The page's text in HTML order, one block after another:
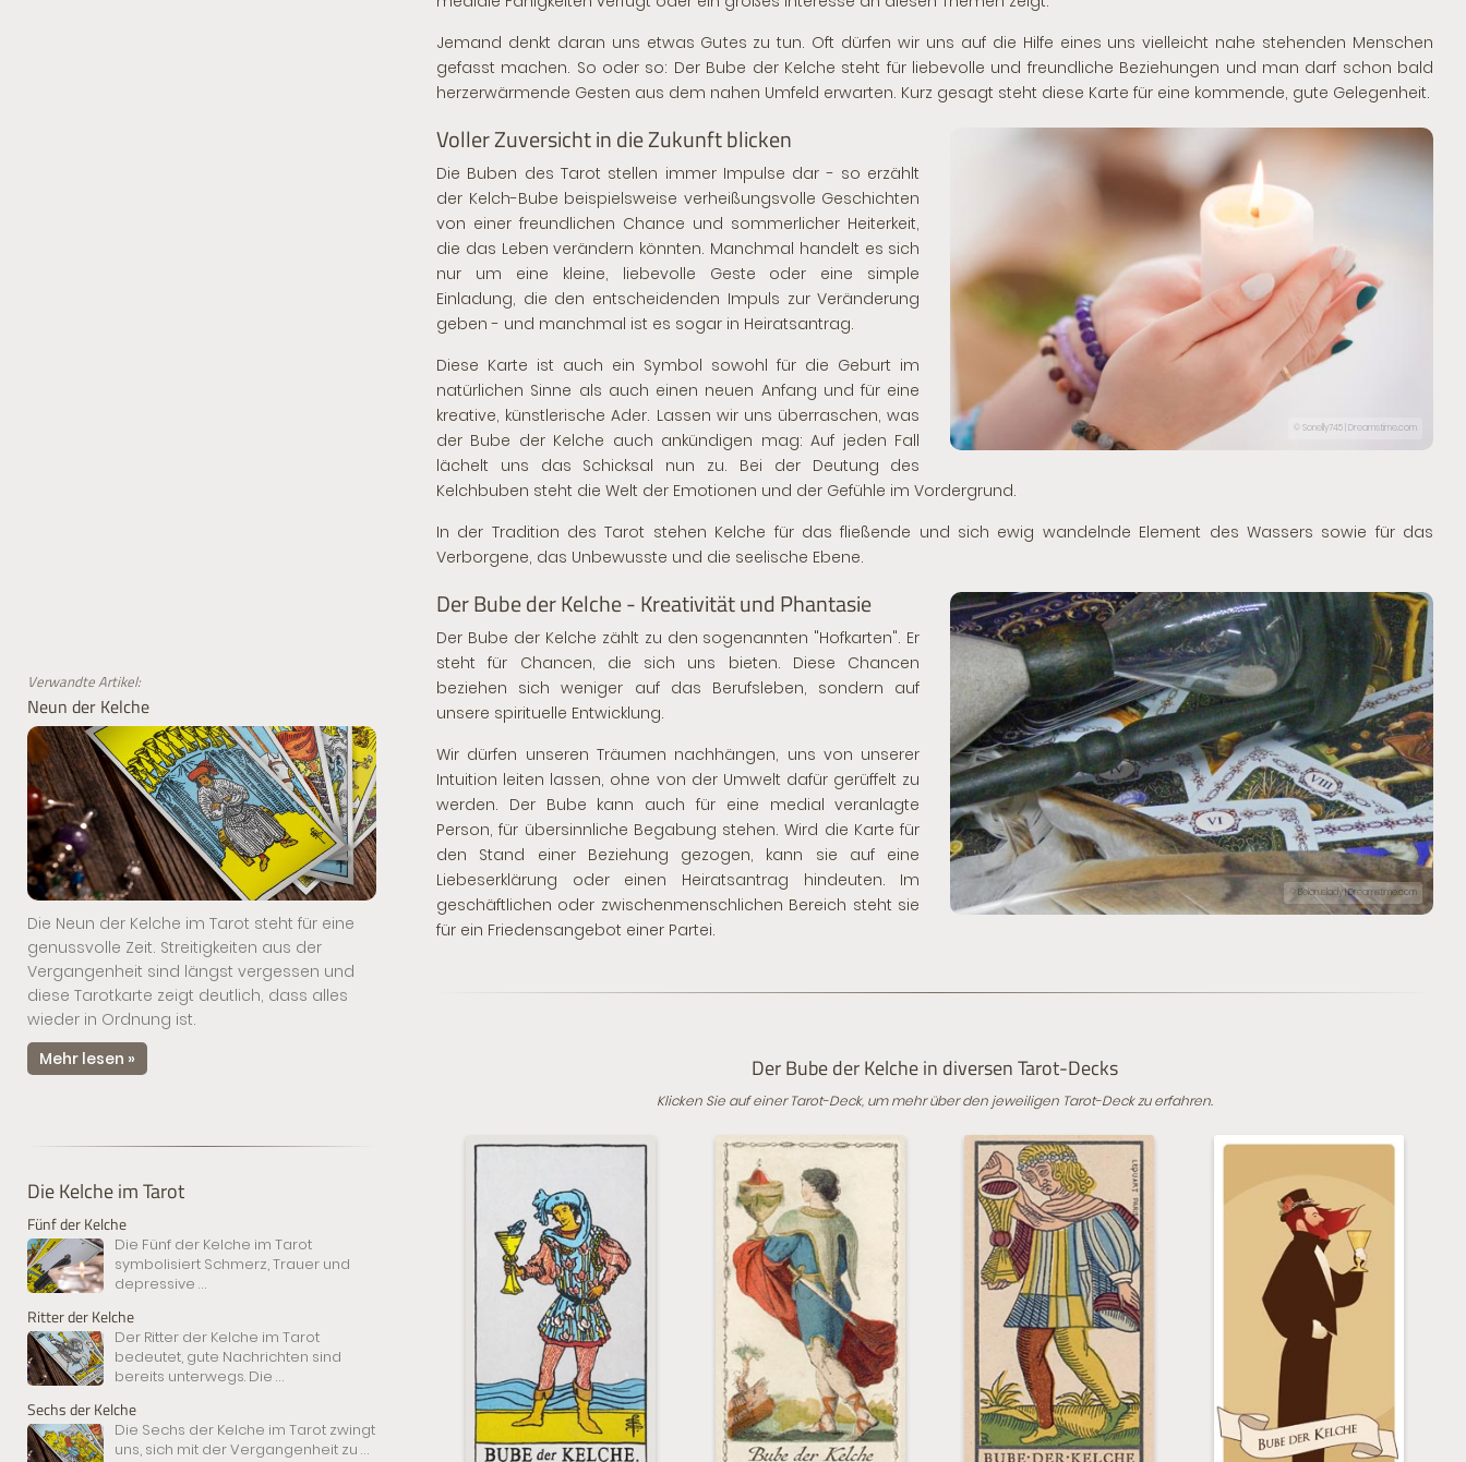
Verwandte Artikel:
Neun der Kelche
Die Neun der Kelche im Tarot steht für eine
genussvolle Zeit. Streitigkeiten aus der
Vergangenheit sind längst vergessen und
diese Tarotkarte zeigt deutlich, dass alles
wieder in Ordnung ist.
Mehr lesen »
Die Kelche im Tarot
Fünf der Kelche
Die Fünf der Kelche im Tarot
symbolisiert Schmerz, Trauer und
depressive ...
Ritter der Kelche
Der Ritter der Kelche im Tarot
bedeutet, gute Nachrichten sind
bereits unterwegs. Die ...
Sechs der Kelche
Die Sechs der Kelche im Tarot zwingt
uns, sich mit der Vergangenheit zu ...
Jemand denkt daran uns etwas Gutes zu tun. Oft dürfen wir uns auf die Hilfe eines uns vielleicht nahe stehenden Menschen
gefasst machen. So oder so: Der Bube der Kelche steht für liebevolle und freundliche Beziehungen und man darf schon bald
herzerwärmende Gesten aus dem nahen Umfeld erwarten. Kurz gesagt steht diese Karte für eine kommende, gute Gelegenheit.
© Sonelly745 | Dreamstime.com
Voller Zuversicht in die Zukunft blicken
Die Buben des Tarot stellen immer Impulse dar - so erzählt
der Kelch-Bube beispielsweise verheißungsvolle Geschichten
von einer freundlichen Chance und sommerlicher Heiterkeit,
die das Leben verändern könnten. Manchmal handelt es sich
nur um eine kleine, liebevolle Geste oder eine simple
Einladung, die den entscheidenden Impuls zur Veränderung
geben - und manchmal ist es sogar in Heiratsantrag.
Diese Karte ist auch ein Symbol sowohl für die Geburt im
natürlichen Sinne als auch einen neuen Anfang und für eine
kreative, künstlerische Ader. Lassen wir uns überraschen, was
der Bube der Kelche auch ankündigen mag: Auf jeden Fall
lächelt uns das Schicksal nun zu. Bei der Deutung des
Kelchbuben steht die Welt der Emotionen und der Gefühle im Vordergrund.
In der Tradition des Tarot stehen Kelche für das fließende und sich ewig wandelnde Element des Wassers sowie für das
Verborgene, das Unbewusste und die seelische Ebene.
© Belaruslady | Dreamstime.com
Der Bube der Kelche - Kreativität und Phantasie
Der Bube der Kelche zählt zu den sogenannten "Hofkarten". Er
steht für Chancen, die sich uns bieten. Diese Chancen
beziehen sich weniger auf das Berufsleben, sondern auf
unsere spirituelle Entwicklung.
Wir dürfen unseren Träumen nachhängen, uns von unserer
Intuition leiten lassen, ohne von der Umwelt dafür gerüffelt zu
werden. Der Bube kann auch für eine medial veranlagte
Person, für übersinnliche Begabung stehen. Wird die Karte für
den Stand einer Beziehung gezogen, kann sie auf eine
Liebeserklärung oder einen Heiratsantrag hindeuten. Im
geschäftlichen oder zwischenmenschlichen Bereich steht sie
für ein Friedensangebot einer Partei.
Der Bube der Kelche in diversen Tarot-Decks
Klicken Sie auf einer Tarot-Deck, um mehr über den jeweiligen Tarot-Deck zu erfahren.